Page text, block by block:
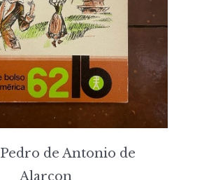
Pedro de Antonio de
Alarcon